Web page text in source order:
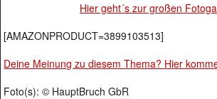
Hier geht´s zur großen
[AMAZONPRODUCT=3899103513]
Deine Meinung zu diesem Thema? Hier
Foto(s): © HauptBruch GbR